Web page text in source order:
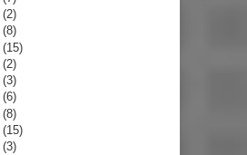
(2)
(8)
(15)
(2)
(3)
(6)
(8)
(15)
(3)